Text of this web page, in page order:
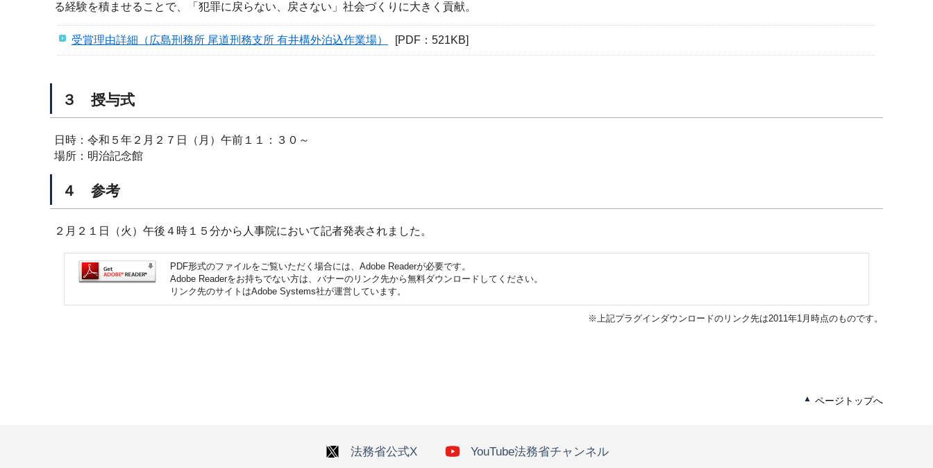
る経験を積ませることで、「犯罪に戻らない、戻さない」社会づくりに大きく貢献。
受賞理由詳細（広島刑務所 尾道刑務支所 有井構外泊込作業場） [PDF：521KB]
３ 授与式
日時：令和５年２月２７日（月）午前１１：３０～
場所：明治記念館
４ 参考
２月２１日（火）午後４時１５分から人事院において記者発表されました。
PDF形式のファイルをご覧いただく場合には、Adobe Readerが必要です。
Adobe Readerをお持ちでない方は、バナーのリンク先から無料ダウンロードしてください。
リンク先のサイトはAdobe Systems社が運営しています。
※上記プラグインダウンロードのリンク先は2011年1月時点のものです。
ページトップへ
法務省公式X YouTube法務省チャンネル